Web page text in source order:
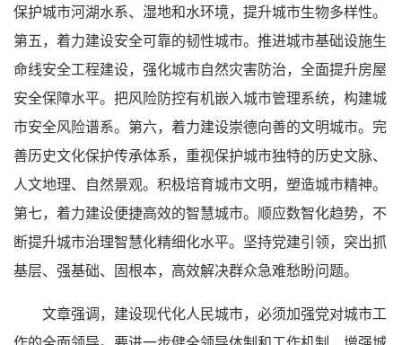
保护城市河湖水系、湿地和水环境，提升城市生物多样性。
第五，着力建设安全可靠的韧性城市。推进城市基础设施生
命线安全工程建设，强化城市自然灾害防治，全面提升房屋
安全保障水平。把风险防控有机嵌入城市管理系统，构建城
市安全风险谱系。第六，着力建设崇德向善的文明城市。完
善历史文化保护传承体系，重视保护城市独特的历史文脉、
人文地理、自然景观。积极培育城市文明，塑造城市精神。
第七，着力建设便捷高效的智慧城市。顺应数智化趋势，不
断提升城市治理智慧化精细化水平。坚持党建引领，突出抓
基层、强基础、固根本，高效解决群众急难愁盼问题。
文章强调，建设现代化人民城市，必须加强党对城市工